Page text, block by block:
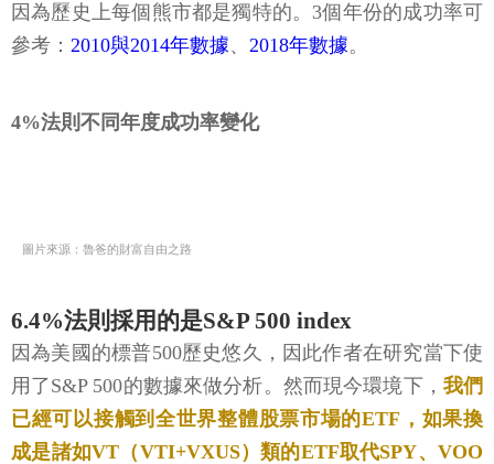
因為歷史上每個熊市都是獨特的。3個年份的成功率可
參考： 2010與2014年數據、 2018年數據。
4%法則不同年度成功率變化
圖片來源：魯爸的財富自由之路
6.4%法則採用的是S&P 500 index
因為美國的標普500歷史悠久，因此作者在研究當下使
用了S&P 500的數據來做分析。然而現今環境下， 我們
已經可以接觸到全世界整體股票市場的ETF，如果換
成是諸如VT（VTI+VXUS）類的ETF取代SPY、VOO